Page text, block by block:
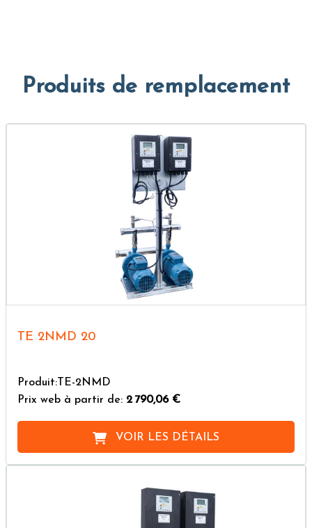
Produits de remplacement
TE 2NMD 20
Produit:TE-2NMD
Prix web à partir de: 2 790,06 €
VOIR LES DÉTAILS